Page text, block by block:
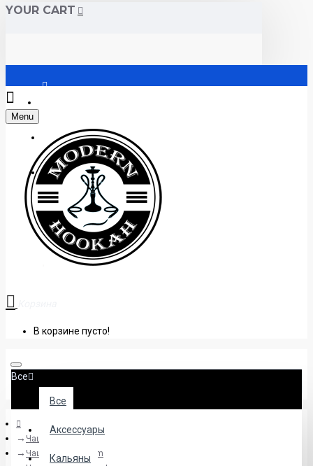
YOUR CART
Регистрация
+38 (095) 945 04 33
Menu
В корзине пусто!
Все
Все
Аксессуары
Кальяны
Чаши
Чаши Upgrade Form